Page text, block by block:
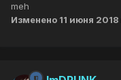
meh
Изменено 11 июня 2018